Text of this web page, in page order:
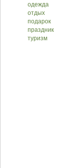
одежда
отдых
подарок
праздник
туризм